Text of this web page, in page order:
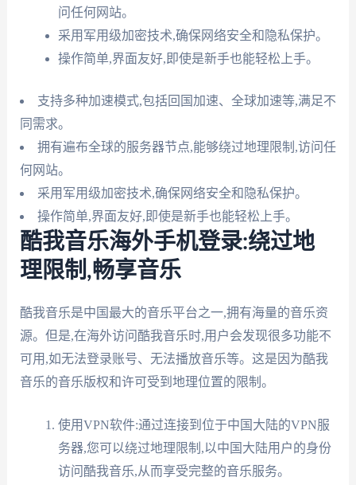
问任何网站。
采用军用级加密技术,确保网络安全和隐私保护。
操作简单,界面友好,即使是新手也能轻松上手。
支持多种加速模式,包括回国加速、全球加速等,满足不
同需求。
拥有遍布全球的服务器节点,能够绕过地理限制,访问任
何网站。
采用军用级加密技术,确保网络安全和隐私保护。
操作简单,界面友好,即使是新手也能轻松上手。
酷我音乐海外手机登录:绕过地
理限制,畅享音乐
酷我音乐是中国最大的音乐平台之一,拥有海量的音乐资
源。但是,在海外访问酷我音乐时,用户会发现很多功能不
可用,如无法登录账号、无法播放音乐等。这是因为酷我
音乐的音乐版权和许可受到地理位置的限制。
使用VPN软件:通过连接到位于中国大陆的VPN服
务器,您可以绕过地理限制,以中国大陆用户的身份
访问酷我音乐,从而享受完整的音乐服务。